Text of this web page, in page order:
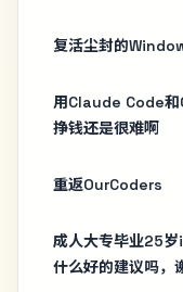
复活尘封的
用Claude Code和
挣钱还是很难啊
重返OurCoders
成人大专毕业25
什么好的建议吗，